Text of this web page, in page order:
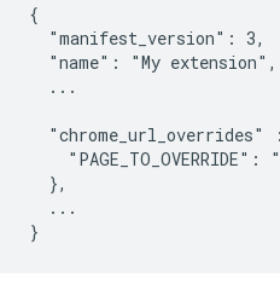
{
  "manifest_version": 3,
  "name": "My extension",
  ...
"chrome_url_overrides"
"PAGE_TO_OVERRIDE":
  },
  ...